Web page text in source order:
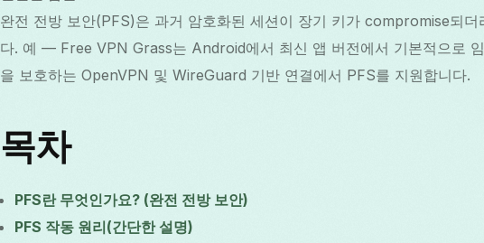
완전 전방 보안(PFS)은 과거 암호화된 세션이 장기 키가 compromise되더
다. 예 — Free VPN Grass는 Android에서 최신 앱 버전에서 기본적으로
을 보호하는 OpenVPN 및 WireGuard 기반 연결에서 PFS를 지원합니다.
목차
PFS란 무엇인가요? (완전 전방 보안)
PFS 작동 원리(간단한 설명)